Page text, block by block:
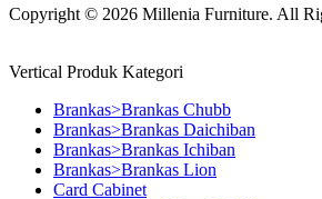
Copyright © 2026 Millenia Furniture. All
Vertical Produk Kategori
Brankas>Brankas Chubb
Brankas>Brankas Daichiban
Brankas>Brankas Ichiban
Brankas>Brankas Lion
Card Cabinet